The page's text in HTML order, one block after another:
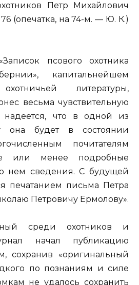
Петр Михайлович
(опечатка, на 74-м. — Ю. К.)
псового охотника
капитальнейшем
литературы,
весьма чувствительную
надеется, что в одной из
она будет в состоянии
почитателям
или менее подробные
нем сведения. С будущей
печатанием письма Петра
Петровичу Ермолову».
среди охотников и
начал публикацию
сохранив «оригинальный
по познаниям и силе
не удалось сохранить